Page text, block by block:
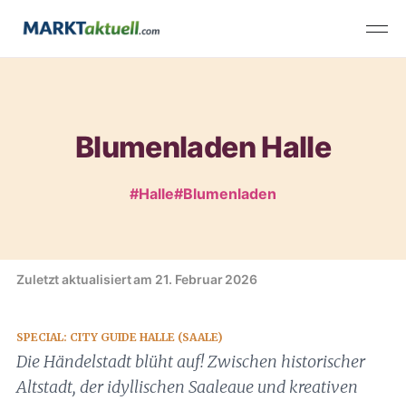
Blumenladen Halle
#Halle#Blumenladen
Zuletzt aktualisiert am 21. Februar 2026
SPECIAL: CITY GUIDE HALLE (SAALE)
Die Händelstadt blüht auf! Zwischen historischer
Altstadt, der idyllischen Saaleaue und kreativen